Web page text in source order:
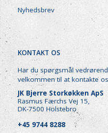
Nyhedsbrev
KONTAKT OS
Har du spørgsmål
velkommen til at kontakte
JK Bjerre Storkøkken ApS
Rasmus Færchs Vej 15,
DK-7500 Holstebro
+45 9744 8288